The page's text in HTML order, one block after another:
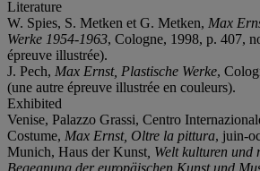
Literature
W. Spies, S. Metken et G. Metken, Max
Werke 1954-1963, Cologne, 1998, p. 407,
épreuve illustrée).
J. Pech, Max Ernst, Plastische Werke,
(une autre épreuve illustrée en couleurs).
Exhibited
Venise, Palazzo Grassi, Centro
Costume, Max Ernst, Oltre la pittura, juin-
Munich, Haus der Kunst , Welt kulturen
Begegnung der europäischen Kunst und